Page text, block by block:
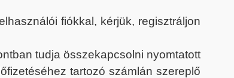
fiókkal, kérjük, regisztráljon
tudja összekapcsolni nyomtatott
tartozó számlán szereplő